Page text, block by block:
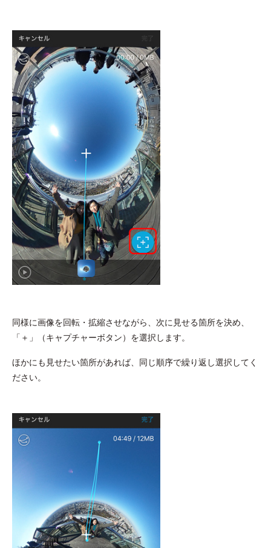
同様に画像を回転・拡縮させながら、次に見せる箇所を決め、
「＋」（キャプチャーボタン）を選択します。
ほかにも見せたい箇所があれば、同じ順序で繰り返し選択してく
ださい。